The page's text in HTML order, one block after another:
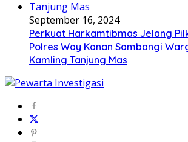
September 16, 2024
Perkuat Harkamtibmas Jelang
Polres Way Kanan Sambangi
Kamling Tanjung Mas